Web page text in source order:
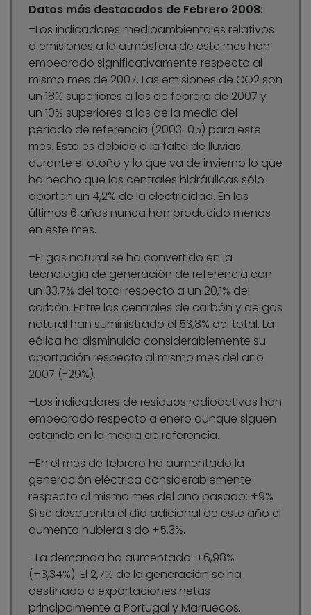
Datos más destacados de Febrero 2008:
–Los indicadores medioambientales relativos
a emisiones a la atmósfera de este mes han
empeorado significativamente respecto al
mismo mes de 2007. Las emisiones de CO2 son
un 18% superiores a las de febrero de 2007 y
un 10% superiores a las de la media del
período de referencia (2003-05) para este
mes. Esto es debido a la falta de lluvias
durante el otoño y lo que va de invierno lo que
ha hecho que las centrales hidráulicas sólo
aporten un 4,2% de la electricidad. En los
últimos 6 años nunca han producido menos
en este mes.
–El gas natural se ha convertido en la
tecnología de generación de referencia con
un 33,7% del total respecto a un 20,1% del
carbón. Entre las centrales de carbón y de gas
natural han suministrado el 53,8% del total. La
eólica ha disminuido considerablemente su
aportación respecto al mismo mes del año
2007 (-29%).
–Los indicadores de residuos radioactivos han
empeorado respecto a enero aunque siguen
estando en la media de referencia.
–En el mes de febrero ha aumentado la
generación eléctrica considerablemente
respecto al mismo mes del año pasado: +9%
Si se descuenta el día adicional de este año el
aumento hubiera sido +5,3%.
–La demanda ha aumentado: +6,98%
(+3,34%). El 2,7% de la generación se ha
destinado a exportaciones netas
principalmente a Portugal y Marruecos.